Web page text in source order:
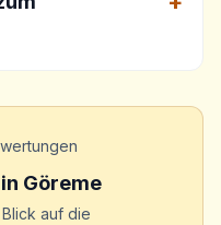
Göreme
auf die